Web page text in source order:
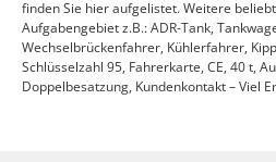
finden Sie hier aufgelistet. Weitere
Aufgabengebiet z.B.: ADR-Tank,
Wechselbrückenfahrer, Kühlerfahrer,
Schlüsselzahl 95, Fahrerkarte, CE, 40 t,
Doppelbesatzung, Kundenkontakt – Viel